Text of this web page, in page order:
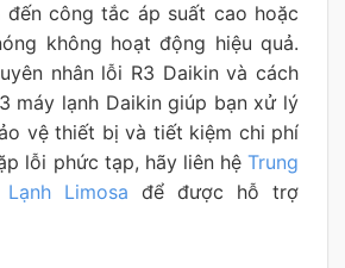
đến công tắc áp suất cao hoặc
không hoạt động hiệu quả.
nhân lỗi R3 Daikin và cách
máy lạnh Daikin giúp bạn xử lý
vệ thiết bị và tiết kiệm chi phí
lỗi phức tạp, hãy liên hệ Trung
Limosa để được hỗ trợ